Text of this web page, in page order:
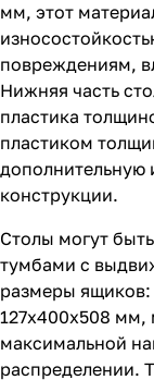
мм, этот
повреждениям,
Нижняя часть
пластика
пластиком
дополнительную
конструкции.
Столы могут
тумбами с
размеры
127х400х508
максимальной
распределении.